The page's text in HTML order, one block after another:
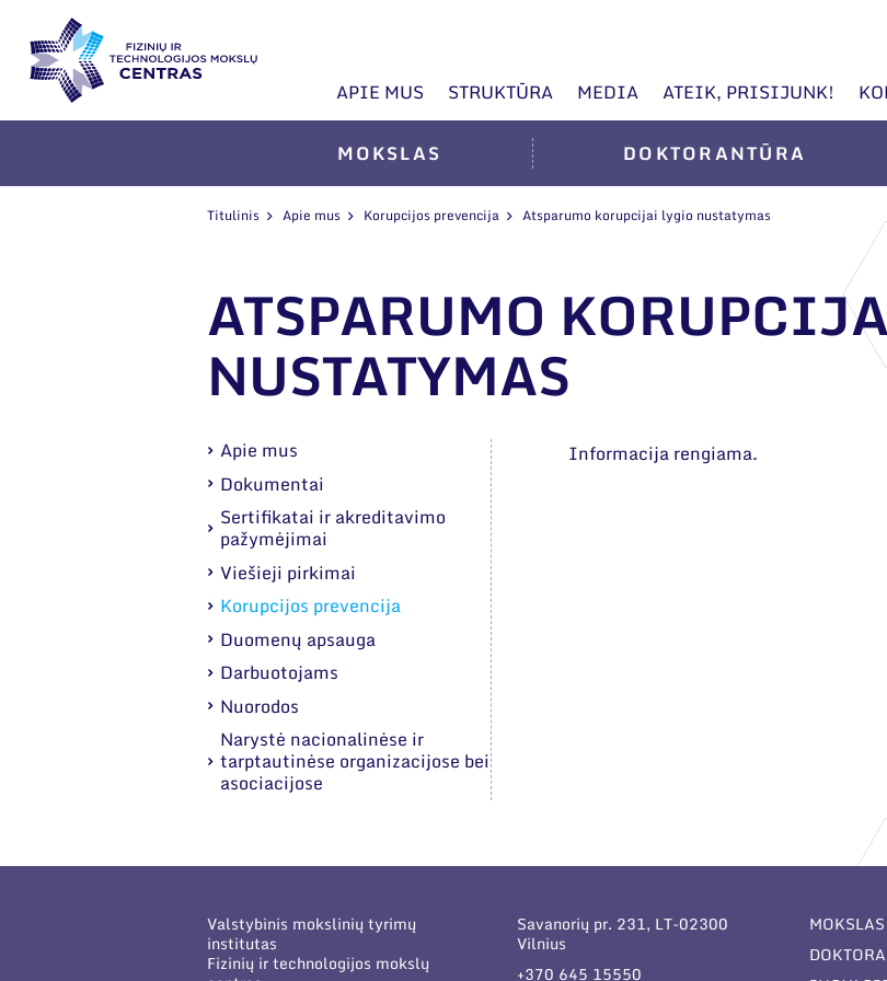
APIE MUS STRUKTŪRA MEDIA ATEIK, PRISIJUNK!
MOKSLAS DOKTORANTŪRA
Titulinis Apie mus Korupcijos prevencija Atsparumo korupcijai lygio nustatymas
ATSPARUMO
NUSTATYMAS
Apie mus
Dokumentai
Sertifikatai ir akreditavimo
pažymėjimai
Viešieji pirkimai
Korupcijos prevencija
Duomenų apsauga
Darbuotojams
Nuorodos
Narystė nacionalinėse ir
tarptautinėse organizacijose bei
asociacijose
Informacija rengiama.
Valstybinis mokslinių tyrimų
institutas
Fizinių ir technologijos mokslų
Savanorių pr. 231, LT-02300
Vilnius
+370 645 15550
MOKSLAS